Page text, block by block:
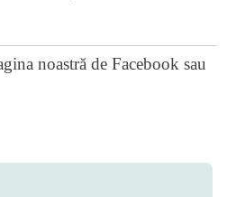
noastră de Facebook sau